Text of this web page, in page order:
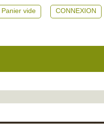
CONNEXION
Panier vide